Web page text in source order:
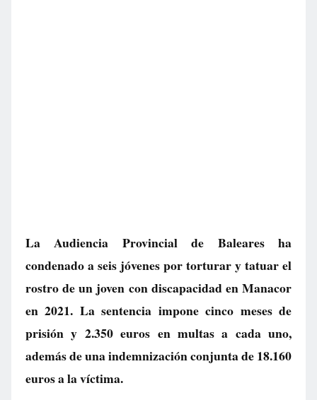
La Audiencia Provincial de Baleares ha
condenado a seis jóvenes por torturar y tatuar el
rostro de un joven con discapacidad en Manacor
en 2021. La sentencia impone cinco meses de
prisión y 2.350 euros en multas a cada uno,
además de una indemnización conjunta de 18.160
euros a la víctima.